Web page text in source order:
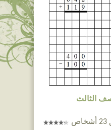
الثالث